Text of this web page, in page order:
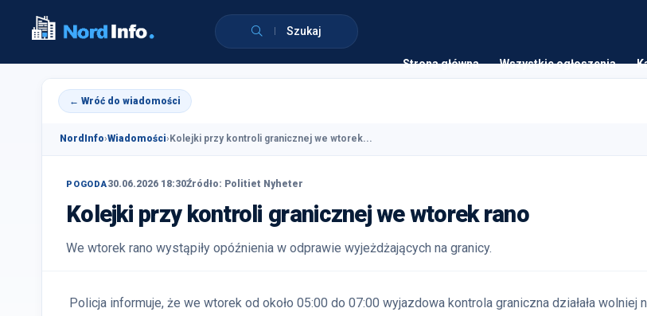
Szukaj
Strona główna Wszystkie ogłoszenia
← Wróć do wiadomości
NordInfo›Wiadomości› Kolejki przy kontroli granicznej we wtorek...
POGODA30.06.2026 18:30Źródło: Politiet Nyheter
Kolejki przy kontroli granicznej we wtorek rano
We wtorek rano wystąpiły opóźnienia w odprawie wyjeżdżających na granicy.
Policja informuje, że we wtorek od około 05:00 do 07:00 wyjazdowa kontrola graniczna działała wolniej